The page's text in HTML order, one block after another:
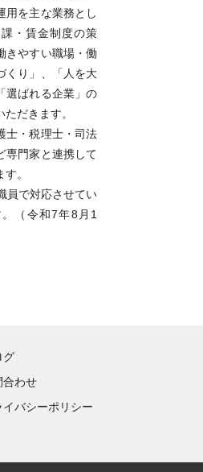
用を主な業務とし
・賃金制度の策
きやすい職場・働
くり」、「人を大
選ばれる企業」の
だきます。
士・税理士・司法
専門家と連携して
。
員で対応させてい
（令和7年8月1
グ
合わせ
イバシーポリシー